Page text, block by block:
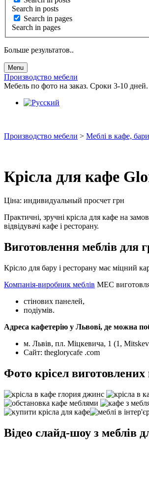
Search in posts
Search in pages
Search in pages
Больше результатов..
Menu
Производство мебели
Мебель по фото на заказ. Сроки 3-10
Производство мебели > Меблі в кафе,
Крісла для кафе
Ціна: индивидуальный просчет грн
Практичні, зручні крісла для кафе на
відвідувачі кафе і ресторану.
Виготовлення меблів для
Крісло для бару і ресторану має міцний
Компанія-виробник меблів МЕС
стінових панелей,
подіумів.
Адреса кафетерію у Львові, де можна
м. Львів, пл. Міцкевича, 1 (1,
Сайт: theglorycafe .com
Фото крісел
Відео слайд-шоу з меблів